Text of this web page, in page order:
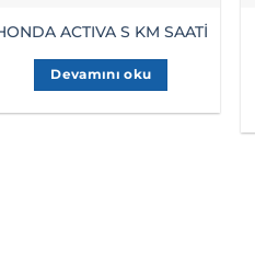
ACTIVA S KM SAATİ
Devamını oku